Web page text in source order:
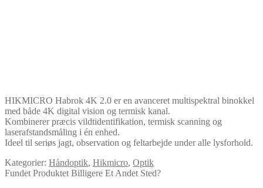
HIKMICRO Habrok 4K 2.0 er en avanceret multispektral binokkel
med både 4K digital vision og termisk kanal.
Kombinerer præcis vildtidentifikation, termisk scanning og
laserafstandsmåling i én enhed.
Ideel til seriøs jagt, observation og feltarbejde under alle lysforhold.
Kategorier: Håndoptik, Hikmicro, Optik
Fundet Produktet Billigere Et Andet Sted?